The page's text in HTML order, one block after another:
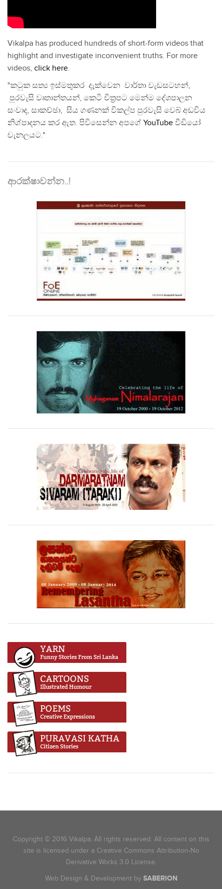
Vikalpa has produced hundreds of short-form videos that
highlight and investigate inconvenient truths. For more
videos, click here.
"කටුක සත්‍ය ඉස්මතුකර දැක්වෙන වාර්තා වැඩසටහන්,
පුරවැසි වෘතාන්තයන්, කෙටි චිත්‍රපට මෙන්ම දේශපාලන
සංවාද, සාකච්ඡා, සිය ගණනක් විකල්ප පුරවැසි වෙබ් අඩවිය
නිශ්පාදනය කර ඇත. පිවිසෙන්න අපගේ YouTube වීඩියෝ
චැනලයට."
ආරක්ෂාවන්න..!
Copyright © 2016 Vikalpa. All rights reserved. All content on this
site is licensed under a Creative Commons Attribution-No
Derivative Works 3.0 License.
Web Design & Development by SABERION